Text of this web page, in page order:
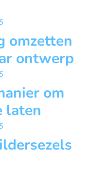
omzetten
ontwerp
om
laten